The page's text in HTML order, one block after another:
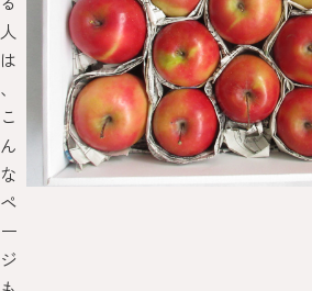
人
は
、
こ
ん
な
ペ
ー
ジ